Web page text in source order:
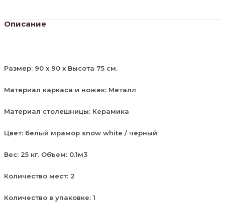
Описание
Размер: 90 х 90 х Высота 75 см.
Материал каркаса и ножек: Металл
Материал столешницы: Керамика
Цвет: белый мрамор snow white / черный
Вес: 25 кг. Объем: 0.1м3
Количество мест: 2
Количество в упаковке: 1